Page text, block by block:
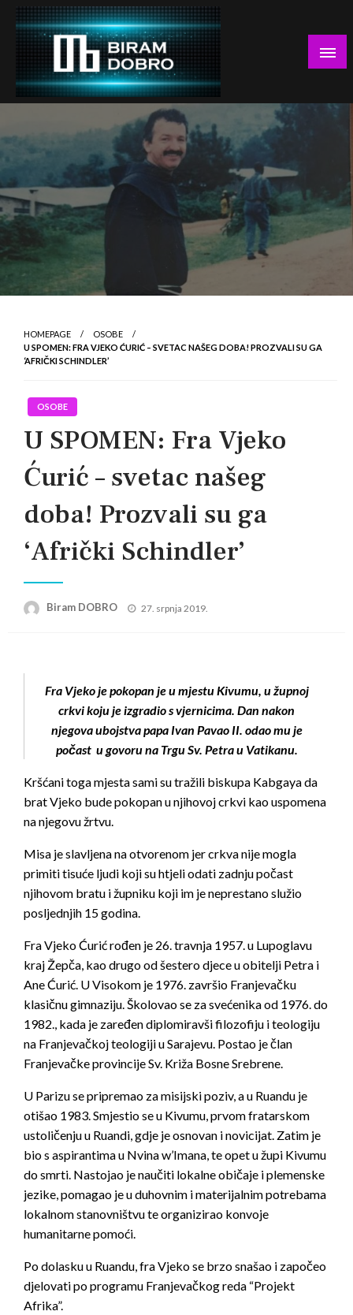
Skip
content
Biram DOBRO
… jer BUDUĆNOST nema drugo IME!
HOMEPAGE
OSOBE
U SPOMEN: FRA VJEKO ĆURIĆ – SVETAC NAŠEG DOBA! PROZVALI SU GA
‘AFRIČKI SCHINDLER’
OSOBE
U SPOMEN: Fra Vjeko
Ćurić – svetac našeg
doba! Prozvali su ga
‘Afrički Schindler’
Biram DOBRO
Posted
27. srpnja 2019.
Fra Vjeko je pokopan je u mjestu Kivumu, u župnoj
crkvi koju je izgradio s vjernicima. Dan nakon
njegova ubojstva papa Ivan Pavao II. odao mu je
počast u govoru na Trgu Sv. Petra u Vatikanu.
Kršćani toga mjesta sami su tražili biskupa Kabgaya da
brat Vjeko bude pokopan u njihovoj crkvi kao uspomena
na njegovu žrtvu.
Misa je slavljena na otvorenom jer crkva nije mogla
primiti tisuće ljudi koji su htjeli odati zadnju počast
njihovom bratu i župniku koji im je neprestano služio
posljednjih 15 godina.
Fra Vjeko Ćurić rođen je 26. travnja 1957. u Lupoglavu
kraj Žepča, kao drugo od šestero djece u obitelji Petra i
Ane Ćurić. U Visokom je 1976. završio Franjevačku
klasičnu gimnaziju. Školovao se za svećenika od 1976. do
1982., kada je zaređen diplomiravši filozofiju i teologiju
na Franjevačkoj teologiji u Sarajevu. Postao je član
Franjevačke provincije Sv. Križa Bosne Srebrene.
U Parizu se pripremao za misijski poziv, a u Ruandu je
otišao 1983. Smjestio se u Kivumu, prvom fratarskom
ustoličenju u Ruandi, gdje je osnovan i novicijat. Zatim je
bio s aspirantima u Nvina w’Imana, te opet u župi Kivumu
do smrti. Nastojao je naučiti lokalne običaje i plemenske
jezike, pomagao je u duhovnim i materijalnim potrebama
lokalnom stanovništvu te organizirao konvoje
humanitarne pomoći.
Po dolasku u Ruandu, fra Vjeko se brzo snašao i započeo
djelovati po programu Franjevačkog reda “Projekt
Afrika”.